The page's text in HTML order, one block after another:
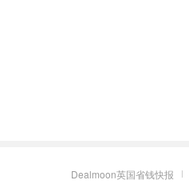
Dealmoon英国省钱快报